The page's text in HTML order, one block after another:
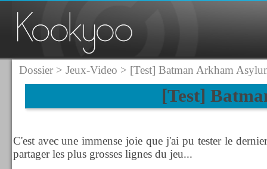
Dossier> Jeux-Video > [Test] Batman Arkham
[Test]
C'est avec une immense joie que j'ai pu tester le
partager les plus grosses lignes du jeu...